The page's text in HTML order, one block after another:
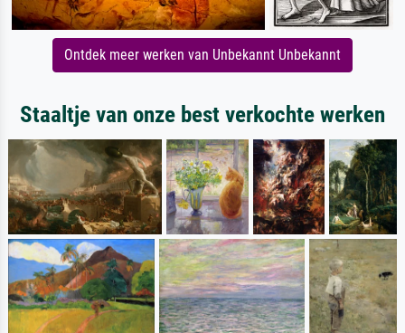
Ontdek meer werken van Unbekannt Unbekannt
Staaltje van onze best verkochte werken